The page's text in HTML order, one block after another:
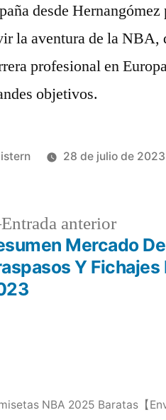
desde
la aventura de la NBA,
profesional en
objetivos.
Publicado
istern 28 de julio de 2023
Entrada anteriorEntrada
anterior:
Mercado De
Y Fichajes
NBA 2025 Baratas【